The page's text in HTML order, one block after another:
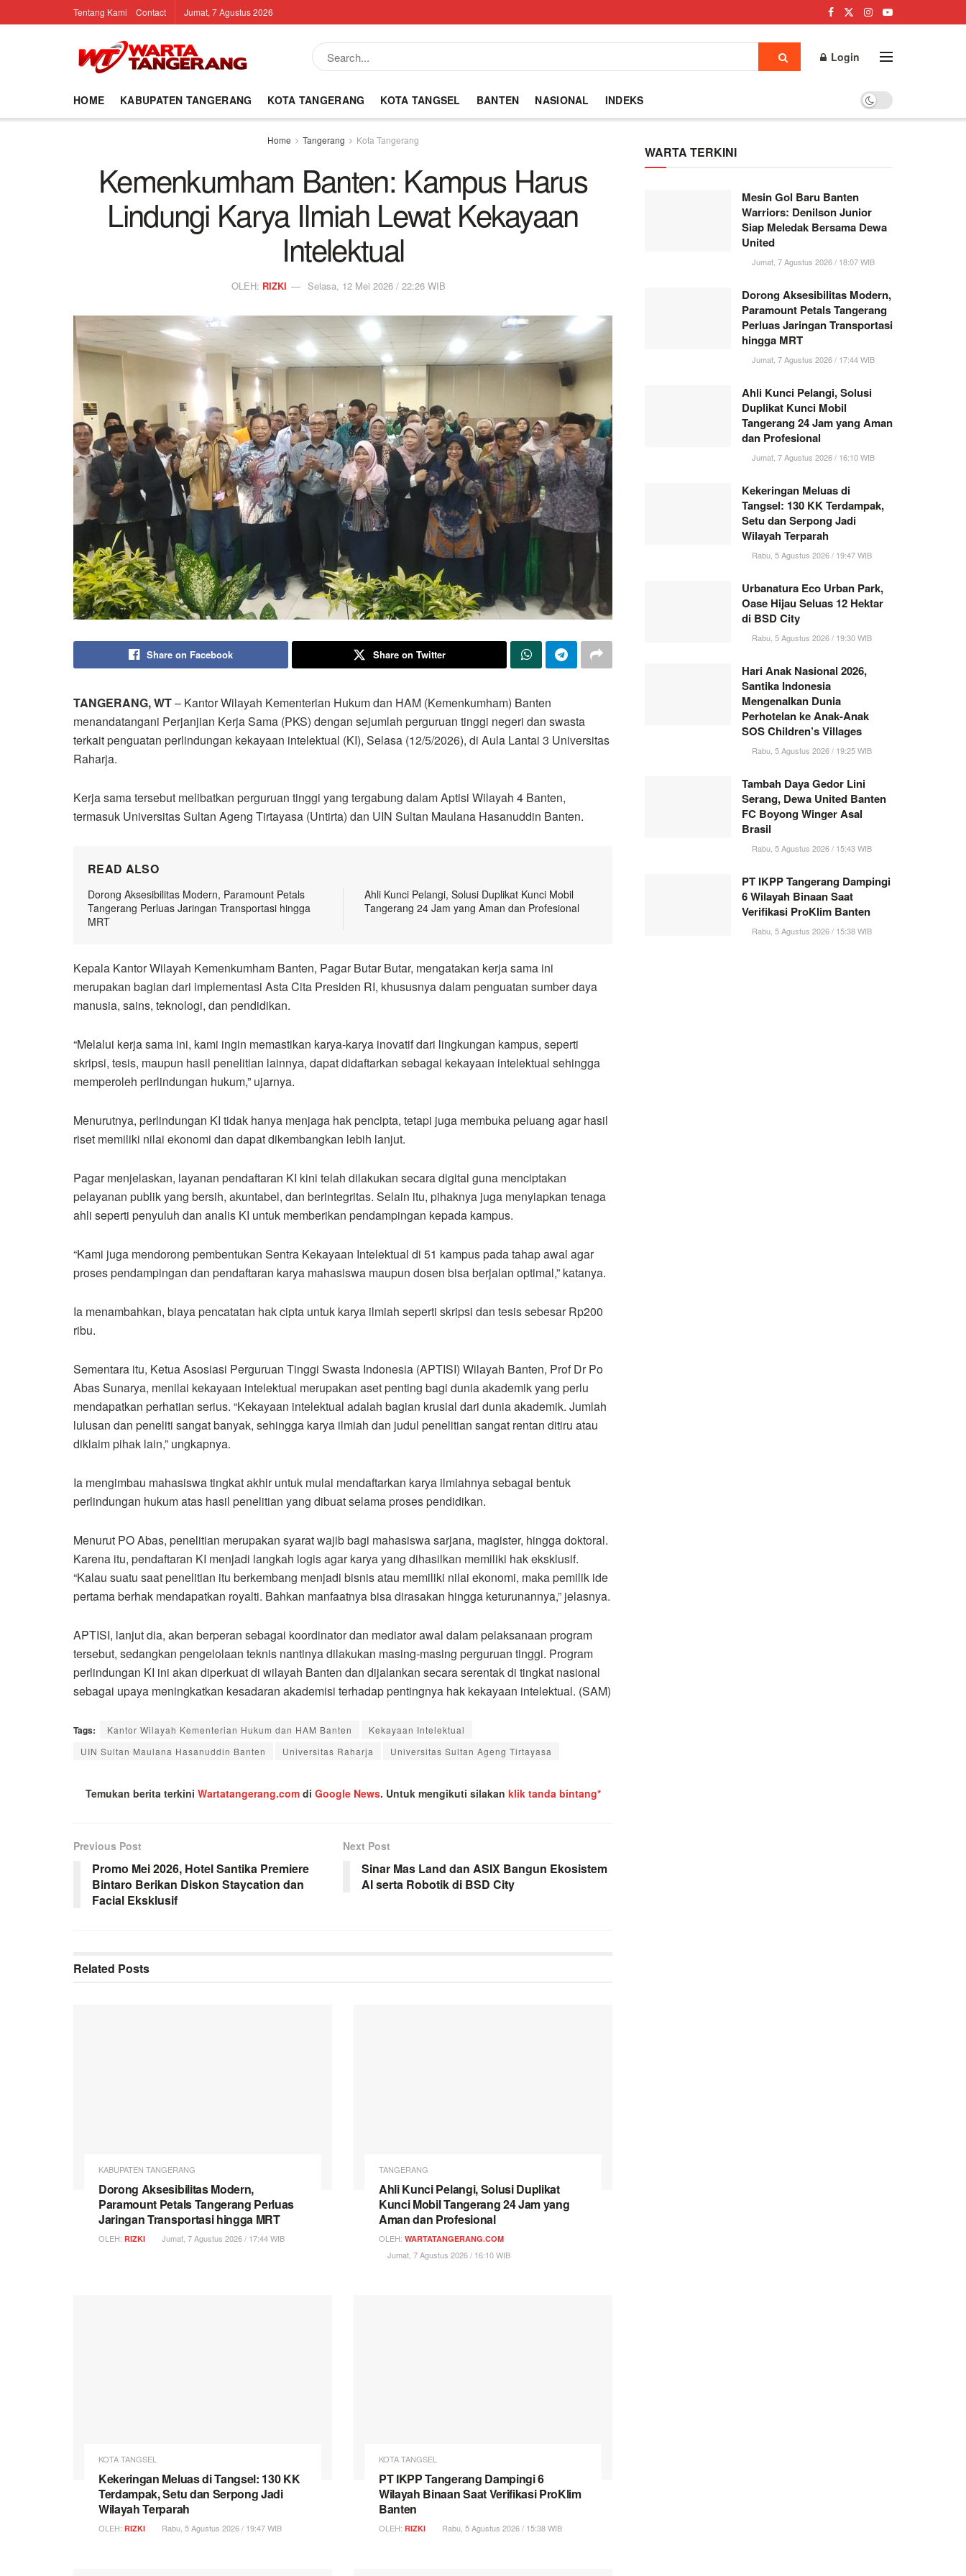
Tentang Kami Contact Jumat, 7 Agustus 2026
Login
HOME KABUPATEN TANGERANG KOTA TANGERANG KOTA TANGSEL BANTEN NASIONAL INDEKS
Home Tangerang Kota Tangerang
Kemenkumham Banten: Kampus Harus
Lindungi Karya Ilmiah Lewat Kekayaan
Intelektual
OLEH: RIZKI Selasa, 12 Mei 2026 / 22:26 WIB
Share on Facebook Share on Twitter
TANGERANG, WT– Kantor Wilayah Kementerian Hukum dan HAM (Kemenkumham) Banten
menandatangani Perjanjian Kerja Sama (PKS) dengan sejumlah perguruan tinggi negeri dan swasta
terkait penguatan perlindungan kekayaan intelektual (KI), Selasa (12/5/2026), di Aula Lantai 3 Universitas
Raharja.
Kerja sama tersebut melibatkan perguruan tinggi yang tergabung dalam Aptisi Wilayah 4 Banten,
termasuk Universitas Sultan Ageng Tirtayasa (Untirta) dan UIN Sultan Maulana Hasanuddin Banten.
READ ALSO
Dorong Aksesibilitas Modern, Paramount Petals
Tangerang Perluas Jaringan Transportasi hingga
MRT
Ahli Kunci Pelangi, Solusi Duplikat Kunci Mobil
Tangerang 24 Jam yang Aman dan Profesional
Kepala Kantor Wilayah Kemenkumham Banten, Pagar Butar Butar, mengatakan kerja sama ini
merupakan bagian dari implementasi Asta Cita Presiden RI, khususnya dalam penguatan sumber daya
manusia, sains, teknologi, dan pendidikan.
“Melalui kerja sama ini, kami ingin memastikan karya-karya inovatif dari lingkungan kampus, seperti
skripsi, tesis, maupun hasil penelitian lainnya, dapat didaftarkan sebagai kekayaan intelektual sehingga
memperoleh perlindungan hukum,” ujarnya.
Menurutnya, perlindungan KI tidak hanya menjaga hak pencipta, tetapi juga membuka peluang agar hasil
riset memiliki nilai ekonomi dan dapat dikembangkan lebih lanjut.
Pagar menjelaskan, layanan pendaftaran KI kini telah dilakukan secara digital guna menciptakan
pelayanan publik yang bersih, akuntabel, dan berintegritas. Selain itu, pihaknya juga menyiapkan tenaga
ahli seperti penyuluh dan analis KI untuk memberikan pendampingan kepada kampus.
“Kami juga mendorong pembentukan Sentra Kekayaan Intelektual di 51 kampus pada tahap awal agar
proses pendampingan dan pendaftaran karya mahasiswa maupun dosen bisa berjalan optimal,” katanya.
Ia menambahkan, biaya pencatatan hak cipta untuk karya ilmiah seperti skripsi dan tesis sebesar Rp200
ribu.
Sementara itu, Ketua Asosiasi Perguruan Tinggi Swasta Indonesia (APTISI) Wilayah Banten, Prof Dr Po
Abas Sunarya, menilai kekayaan intelektual merupakan aset penting bagi dunia akademik yang perlu
mendapatkan perhatian serius. “Kekayaan intelektual adalah bagian krusial dari dunia akademik. Jumlah
lulusan dan peneliti sangat banyak, sehingga karya ilmiah dan judul penelitian sangat rentan ditiru atau
diklaim pihak lain,” ungkapnya.
Ia mengimbau mahasiswa tingkat akhir untuk mulai mendaftarkan karya ilmiahnya sebagai bentuk
perlindungan hukum atas hasil penelitian yang dibuat selama proses pendidikan.
Menurut PO Abas, penelitian merupakan syarat wajib bagi mahasiswa sarjana, magister, hingga doktoral.
Karena itu, pendaftaran KI menjadi langkah logis agar karya yang dihasilkan memiliki hak eksklusif.
“Kalau suatu saat penelitian itu berkembang menjadi bisnis atau memiliki nilai ekonomi, maka pemilik ide
pertama berhak mendapatkan royalti. Bahkan manfaatnya bisa dirasakan hingga keturunannya,” jelasnya.
APTISI, lanjut dia, akan berperan sebagai koordinator dan mediator awal dalam pelaksanaan program
tersebut, sedangkan pengelolaan teknis nantinya dilakukan masing-masing perguruan tinggi. Program
perlindungan KI ini akan diperkuat di wilayah Banten dan dijalankan secara serentak di tingkat nasional
sebagai upaya meningkatkan kesadaran akademisi terhadap pentingnya hak kekayaan intelektual. (SAM)
Tags: Kantor Wilayah Kementerian Hukum dan HAM Banten
Kekayaan Intelektual
UIN Sultan Maulana Hasanuddin Banten
Universitas Raharja Universitas Sultan Ageng Tirtayasa
Temukan berita terkini Wartatangerang.comdi Google News. Untuk mengikuti silakan klik tanda bintang*
Previous Post
Promo Mei 2026, Hotel Santika Premiere
Bintaro Berikan Diskon Staycation dan
Facial Eksklusif
Next Post
Sinar Mas Land dan ASIX Bangun Ekosistem
AI serta Robotik di BSD City
Related Posts
KABUPATEN TANGERANG
Dorong Aksesibilitas Modern,
Paramount Petals Tangerang Perluas
Jaringan Transportasi hingga MRT
OLEH: RIZKI Jumat, 7 Agustus 2026 / 17:44 WIB
TANGERANG
Ahli Kunci Pelangi, Solusi Duplikat
Kunci Mobil Tangerang 24 Jam yang
Aman dan Profesional
OLEH: WARTATANGERANG.COM
Jumat, 7 Agustus 2026 / 16:10 WIB
KOTA TANGSEL
Kekeringan Meluas di Tangsel: 130 KK
Terdampak, Setu dan Serpong Jadi
Wilayah Terparah
OLEH: RIZKI Rabu, 5 Agustus 2026 / 19:47 WIB
KOTA TANGSEL
PT IKPP Tangerang Dampingi 6
Wilayah Binaan Saat Verifikasi ProKlim
Banten
OLEH: RIZKI Rabu, 5 Agustus 2026 / 15:38 WIB
WARTA TERKINI
Mesin Gol Baru Banten
Warriors: Denilson Junior
Siap Meledak Bersama Dewa
United
Jumat, 7 Agustus 2026 / 18:07 WIB
Dorong Aksesibilitas Modern,
Paramount Petals Tangerang
Perluas Jaringan Transportasi
hingga MRT
Jumat, 7 Agustus 2026 / 17:44 WIB
Ahli Kunci Pelangi, Solusi
Duplikat Kunci Mobil
Tangerang 24 Jam yang Aman
dan Profesional
Jumat, 7 Agustus 2026 / 16:10 WIB
Kekeringan Meluas di
Tangsel: 130 KK Terdampak,
Setu dan Serpong Jadi
Wilayah Terparah
Rabu, 5 Agustus 2026 / 19:47 WIB
Urbanatura Eco Urban Park,
Oase Hijau Seluas 12 Hektar
di BSD City
Rabu, 5 Agustus 2026 / 19:30 WIB
Hari Anak Nasional 2026,
Santika Indonesia
Mengenalkan Dunia
Perhotelan ke Anak-Anak
SOS Children’s Villages
Rabu, 5 Agustus 2026 / 19:25 WIB
Tambah Daya Gedor Lini
Serang, Dewa United Banten
FC Boyong Winger Asal
Brasil
Rabu, 5 Agustus 2026 / 15:43 WIB
PT IKPP Tangerang Dampingi
6 Wilayah Binaan Saat
Verifikasi ProKlim Banten
Rabu, 5 Agustus 2026 / 15:38 WIB